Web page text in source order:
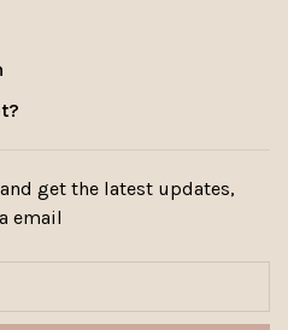
get the latest updates,
email